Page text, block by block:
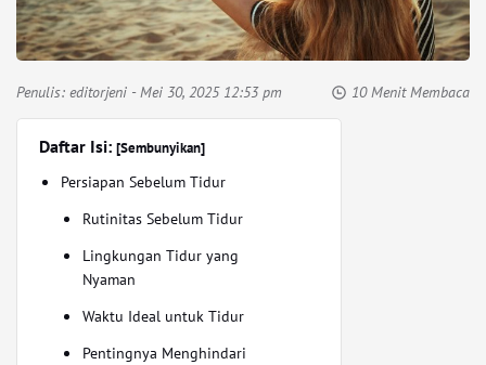
Penulis: editorjeni - Mei 30, 2025 12:53 pm 10 Menit Membaca
Daftar Isi: [Sembunyikan]
Persiapan Sebelum Tidur
Rutinitas Sebelum Tidur
Lingkungan Tidur yang
Nyaman
Waktu Ideal untuk Tidur
Pentingnya Menghindari